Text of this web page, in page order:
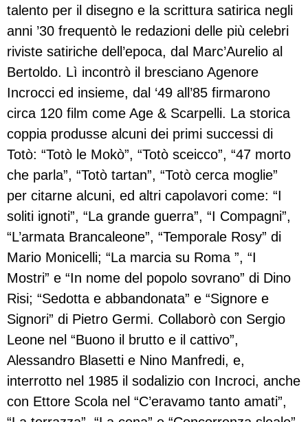
talento per il disegno e la scrittura satirica negli
anni ’30 frequentò le redazioni delle più celebri
riviste satiriche dell’epoca, dal Marc’Aurelio al
Bertoldo. Lì incontrò il bresciano Agenore
Incrocci ed insieme, dal ‘49 all’85 firmarono
circa 120 film come Age & Scarpelli. La storica
coppia produsse alcuni dei primi successi di
Totò: “Totò le Mokò”, “Totò sceicco”, “47 morto
che parla”, “Totò tartan”, “Totò cerca moglie”
per citarne alcuni, ed altri capolavori come: “I
soliti ignoti”, “La grande guerra”, “I Compagni”,
“L’armata Brancaleone”, “Temporale Rosy” di
Mario Monicelli; “La marcia su Roma ”, “I
Mostri” e “In nome del popolo sovrano” di Dino
Risi; “Sedotta e abbandonata” e “Signore e
Signori” di Pietro Germi. Collaborò con Sergio
Leone nel “Buono il brutto e il cattivo”,
Alessandro Blasetti e Nino Manfredi, e,
interrotto nel 1985 il sodalizio con Incroci, anche
con Ettore Scola nel “C’eravamo tanto amati”,